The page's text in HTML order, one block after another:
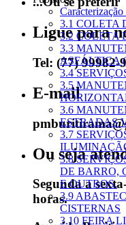
Ligue para
Tel: (77) 99982-
E-mail
Ou seja
Segunda a
horas.
3.1 COLETA
3.2 COLETA
3.3
ASFÁLTICA
3.4
3.5
3.6
ESTRADAS
3.7
3.8
DE BARRO,
E OUTROS.
3.9
CISTERNAS
3.10 FEIRA